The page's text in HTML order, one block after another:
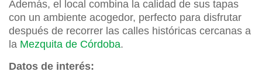
Además, el local combina la calidad de sus tapas
con un ambiente acogedor, perfecto para disfrutar
después de recorrer las calles históricas cercanas a
la Mezquita de Córdoba.
Datos de interés: